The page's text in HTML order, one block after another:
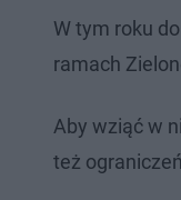
W tym roku
ramach
Aby wziąć w
też